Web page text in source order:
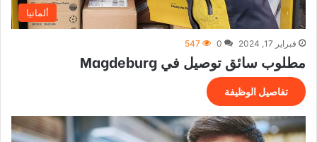
ألمانيا
فبراير 17, 2024 0
547
مطلوب سائق توصيل في Magdeburg
تفاصيل الوظيفة